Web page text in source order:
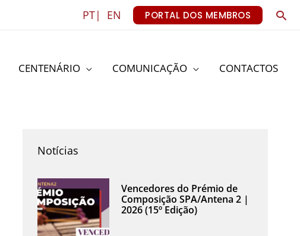
PT| EN PORTAL DOS MEMBROS
CENTENÁRIO COMUNICAÇÃO CONTACTOS
Notícias
Vencedores do Prémio de
Composição SPA/Antena 2 |
2026 (15º Edição)